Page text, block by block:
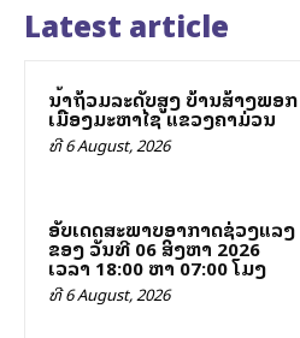
Latest article
ນ້ຳຖ້ວມລະດັບສູງ ບ້ານສ້າງພອກ
ເມືອງມະຫາໄຊ ແຂວງຄຳມ່ວນ
ທີ 6 August, 2026
ອັບເດດສະພາບອາກາດຊ່ວງແລງ
ຂອງ ວັນທີ 06 ສິງຫາ 2026
ເວລາ 18:00 ຫາ 07:00 ໂມງ
ທີ 6 August, 2026